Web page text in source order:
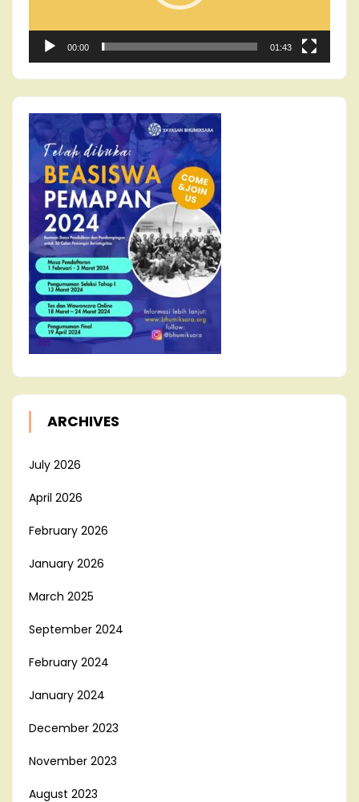
00:00 01:43
ARCHIVES
July 2026
April 2026
February 2026
January 2026
March 2025
September 2024
February 2024
January 2024
December 2023
November 2023
August 2023